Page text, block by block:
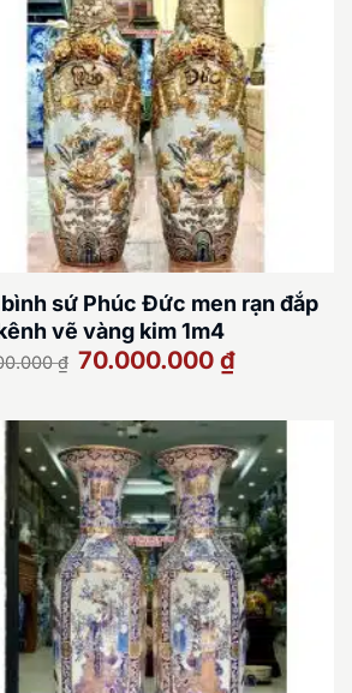
sứ Phúc Đức men rạn đắp
vẽ vàng kim 1m4
₫ Giá
gốc
70.000.000₫Giá
70.000.000 ₫.